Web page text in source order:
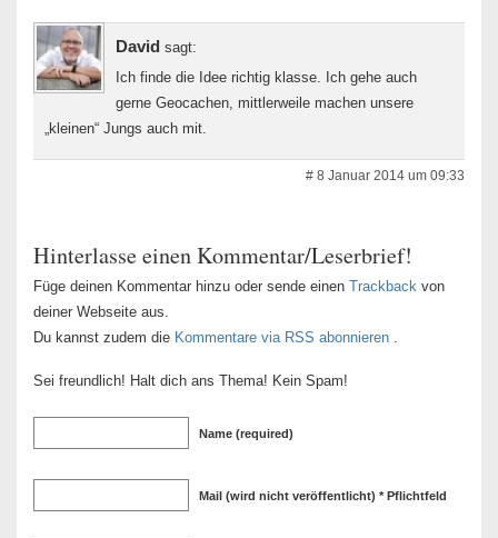
David sagt:
Ich finde die Idee richtig klasse. Ich gehe auch
gerne Geocachen, mittlerweile machen unsere
„kleinen“ Jungs auch mit.
# 8 Januar 2014 um 09:33
Hinterlasse einen Kommentar/Leserbrief!
Füge deinen Kommentar hinzu oder sende einen Trackback von
deiner Webseite aus.
Du kannst zudem die Kommentare via RSS abonnieren .
Sei freundlich! Halt dich ans Thema! Kein Spam!
Name (required)
Mail (wird nicht veröffentlicht) * Pflichtfeld